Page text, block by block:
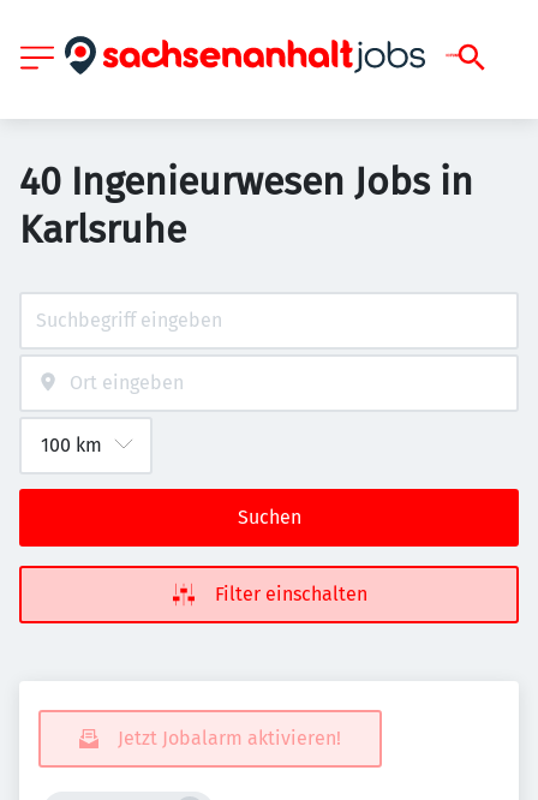
40 Ingenieurwesen Jobs in
Karlsruhe
Suchen
Filter einschalten
Jetzt Jobalarm aktivieren!